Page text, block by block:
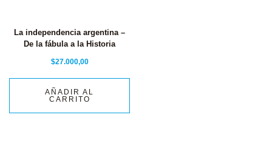
La independencia argentina –
De la fábula a la Historia
$27.000,00
AÑADIR AL
CARRITO